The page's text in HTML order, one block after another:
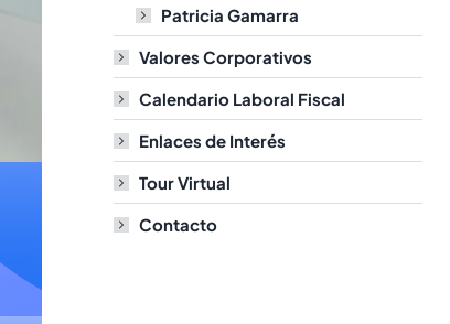
Patricia Gamarra
Valores Corporativos
Calendario Laboral Fiscal
Enlaces de Interés
Tour Virtual
Contacto